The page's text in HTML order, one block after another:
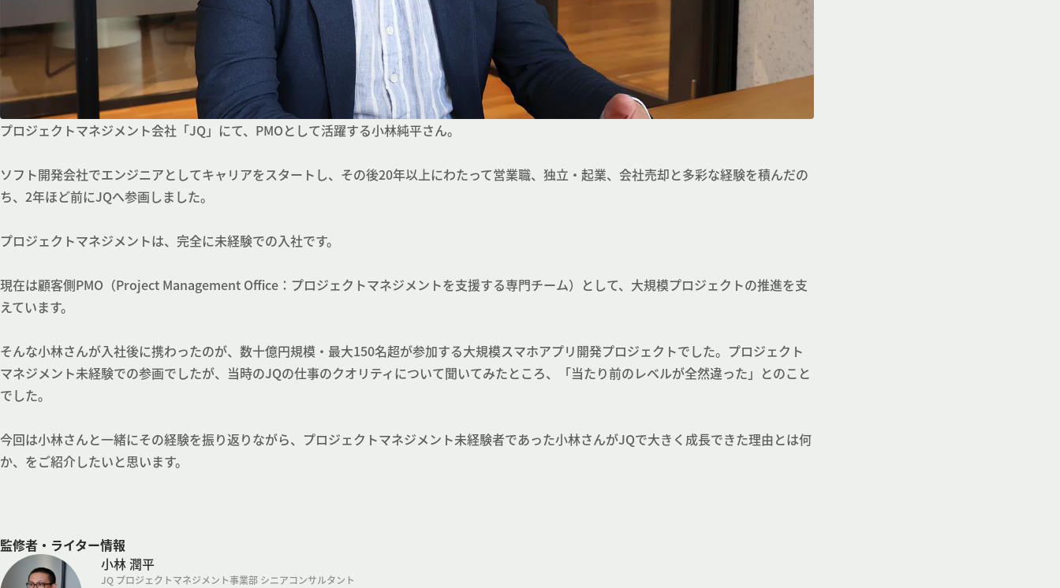
プロジェクトマネジメント会社「JQ」にて、PMOとして活躍する小林純平さん。
ソフト開発会社でエンジニアとしてキャリアをスタートし、その後20年以上にわたって営業職、独立・起業、会社売却と多彩な経験を積んだの
ち、2年ほど前にJQへ参画しました。
プロジェクトマネジメントは、完全に未経験での入社です。
現在は顧客側PMO（Project Management Office：プロジェクトマネジメントを支援する専門チーム）として、大規模プロジェクトの推進を支
えています。
そんな小林さんが入社後に携わったのが、数十億円規模・最大150名超が参加する大規模スマホアプリ開発プロジェクトでした。プロジェクト
マネジメント未経験での参画でしたが、当時のJQの仕事のクオリティについて聞いてみたところ、「当たり前のレベルが全然違った」とのこと
でした。
今回は小林さんと一緒にその経験を振り返りながら、プロジェクトマネジメント未経験者であった小林さんがJQで大きく成長できた理由とは何
か、をご紹介したいと思います。
監修者・ライター情報
小林 潤平
JQ プロジェクトマネジメント事業部 シニアコンサルタント